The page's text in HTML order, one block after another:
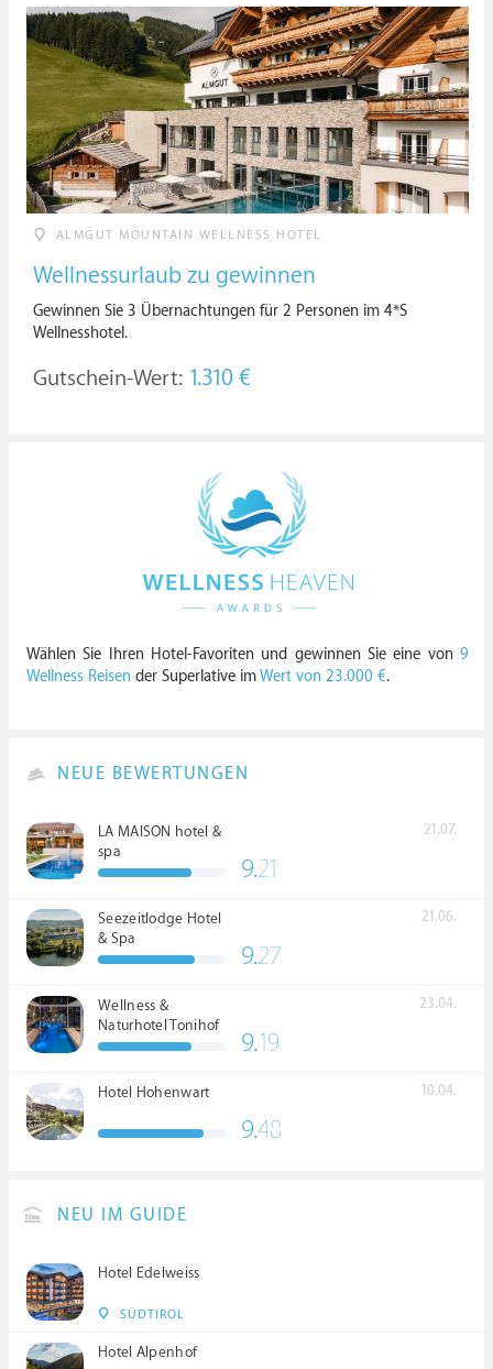
ALMGUT MOUNTAIN WELLNESS HOTEL
Wellnessurlaub zu gewinnen
Gewinnen Sie 3 Übernachtungen für 2 Personen im 4*S
Wellnesshotel.
Gutschein-Wert: 1.310 €
Wählen Sie Ihren Hotel-Favoriten und gewinnen Sie eine von 9
Wellness Reisen der Superlative imWert von 23.000 €.
NEUE BEWERTUNGEN
LA MAISON hotel &
spa
21.07.
9.21
Seezeitlodge Hotel
& Spa
21.06.
9.27
Wellness &
Naturhotel Tonihof
****S
23.04.
9.19
Hotel Hohenwart 10.04.
9.48
NEU IM GUIDE
Hotel Edelweiss
SÜDTIROL
Hotel Alpenhof